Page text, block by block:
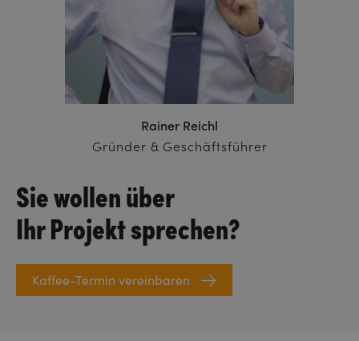
Sie wollen über
Ihr Projekt sprechen?
Kaffee-Termin vereinbaren
Rainer Reichl
Gründer & Geschäftsführer